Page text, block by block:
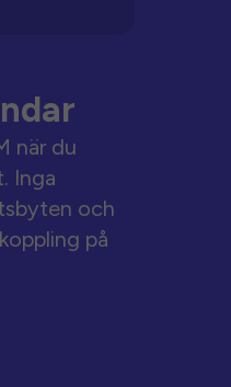
när du
Inga
och
på